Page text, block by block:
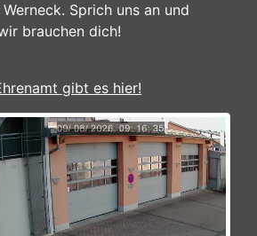
Sprich uns an und
brauchen dich!
gibt es hier!